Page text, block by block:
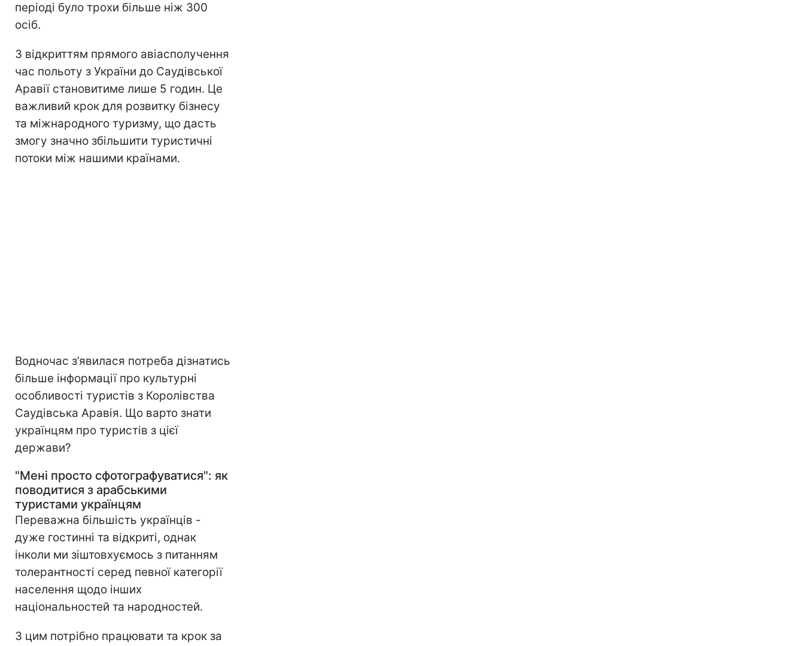
періоді було трохи більше ніж 300
осіб.
З відкриттям прямого авіасполучення
час польоту з України до Саудівської
Аравії становитиме лише 5 годин. Це
важливий крок для розвитку бізнесу
та міжнародного туризму, що дасть
змогу значно збільшити туристичні
потоки між нашими країнами.
Водночас з’явилася потреба дізнатись
більше інформації про культурні
особливості туристів з Королівства
Саудівська Аравія. Що варто знати
українцям про туристів з цієї
держави?
"Мені просто сфотографуватися": як
поводитися з арабськими
туристами українцям
Переважна більшість українців -
дуже гостинні та відкриті, однак
інколи ми зіштовхуємось з питанням
толерантності серед певної категорії
населення щодо інших
національностей та народностей.
З цим потрібно працювати та крок за